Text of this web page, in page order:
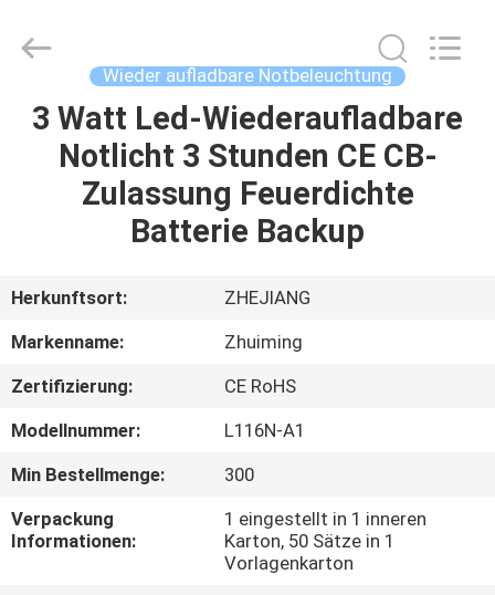
HAUS
PRODUKTE
UNS
AUSFLUG
QUALITÄTSKONTROLLE
TRETEN
Co.,Ltd.
Wieder aufladbare Notbeleuchtung
3 Watt Led-Wiederaufladbare
Notlicht 3 Stunden CE CB-
Zulassung Feuerdichte
Batterie Backup
Herkunftsort:
ZHEJIANG
Markenname:
Zhuiming
Zertifizierung:
CE RoHS
Modellnummer:
L116N-A1
Min Bestellmenge:
300
Verpackung
Informationen:
1 eingestellt in 1 inneren
Karton, 50 Sätze in 1
Vorlagenkarton